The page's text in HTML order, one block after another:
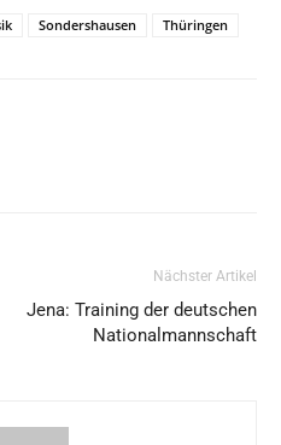
Sondershausen Thüringen
Nächster Artikel
Jena: Training der deutschen
Nationalmannschaft